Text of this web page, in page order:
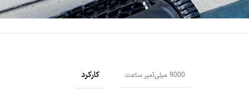
9000 میلی‌آمپر ساعت کارکرد